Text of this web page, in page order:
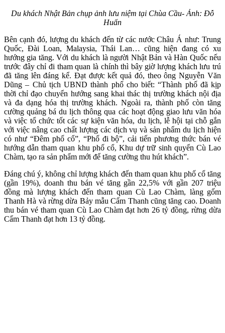
Du khách Nhật Bản chụp ảnh lưu niệm tại Chùa Cầu- Ảnh: Đỗ
Huấn
Bên cạnh đó, lượng du khách đến từ các nước Châu Á như: Trung
Quốc, Đài Loan, Malaysia, Thái Lan… cũng hiện đang có xu
hướng gia tăng. Với du khách là người Nhật Bản và Hàn Quốc nếu
trước đây chỉ đi tham quan là chính thì bây giờ lượng khách lưu trú
đã tăng lên đáng kể. Đạt được kết quả đó, theo ông Nguyễn Văn
Dũng – Chủ tịch UBND thành phố cho biết: “Thành phố đã kịp
thời chỉ đạo chuyển hướng sang khai thác thị trường khách nội địa
và đa dạng hóa thị trường khách. Ngoài ra, thành phố còn tăng
cường quảng bá du lịch thông qua các hoạt động giao lưu văn hóa
và việc tổ chức tốt các sự kiện văn hóa, du lịch, lễ hội tại chỗ gắn
với việc nâng cao chất lượng các dịch vụ và sản phẩm du lịch hiện
có như “Đêm phố cổ”, “Phố đi bộ”, cải tiến phương thức bán vé
hướng dẫn tham quan khu phố cổ, Khu dự trữ sinh quyển Cù Lao
Chàm, tạo ra sản phẩm mới để tăng cường thu hút khách”.
Đáng chú ý, không chỉ lượng khách đến tham quan khu phố cổ tăng
(gần 19%), doanh thu bán vé tăng gần 22,5% với gần 207 triệu
đồng mà lượng khách đến tham quan Cù Lao Chàm, làng gốm
Thanh Hà và rừng dừa Bảy mẫu Cẩm Thanh cũng tăng cao. Doanh
thu bán vé tham quan Cù Lao Chàm đạt hơn 26 tỷ đồng, rừng dừa
Cẩm Thanh đạt hơn 13 tỷ đồng.